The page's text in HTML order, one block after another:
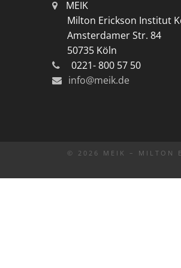
MEIK
Milton Erickson Institut
Amsterdamer Str. 84
50735 Köln
0221- 800 57 50
info@meik.de
© 2026 MEIK – MILTON